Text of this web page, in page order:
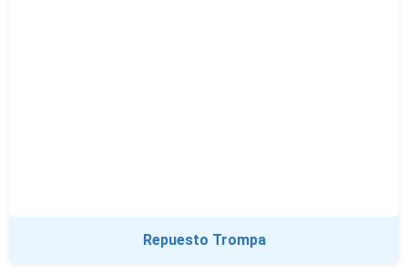
Repuesto Trompa